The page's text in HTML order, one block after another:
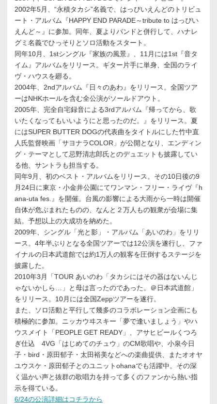
2002年5月、“永積タカシ”名義で、はっぴいえんどのトリビュ
ート・アルバム『HAPPY END PARADE～tribute to はっぴい
えんど～』に参加。同年、夏よりバンドと併行して、ハナレ
グミ名義でひっそりとソロ活動をスタート。
同年10月、1stシングル『家族の風景』、11月には1st『音タ
イム』アルバムをリリース。ギター片手に単身、全国のライ
ヴ・ハウスを廻る。
2004年、2ndアルバム『日々のあわ』をリリース。全国ツア
ーはNHKホールを含む全公演がソールドアウト。
2005年、完全自宅録音による3rdアルバム『帰ってから、歌
いたくなってもいいようにと思ったのだ。』をリリース。夏
にはSUPER BUTTER DOGの代表曲をタイトルにした竹中直
人氏監督映画「サヨナラCOLOR」が公開となり、エンディン
グ・テーマとして忌野清志郎氏とのデュエットも披露してい
る他、サントラも担当する。
同年9月、初のベスト・アルバムをリリース。その10日後の9
月24日に東京・小金井公園にてワンマン・フリー・ライヴ『h
ana-uta fes.』を開催。台風の影響による大雨から一時は開催
自体が危ぶまれたものの、なんと２万人もの観衆が会場に集
結。予想以上の大成功を納めた。
2009年、シングル「光と影」・アルバム「あいのわ」をリリ
ース。4年半ぶりとなる全国ツアーでは12公演を遂行し、ファ
イナルの日本武道館では約1万人の観客を圧倒するステージを
披露した。
2010年3月「TOUR あいのわ「タカシにはその器はないんじ
ゃないかしら…」と母は言ったのであった。＠日本武道館」
をリリース。10月には全国Zeppツアーを遂行。
また、ソロ活動と平行して幾多のコラボレーション企画にも
積極的に参加。ニッカウヰスキー「夢で逢いましょう」やハ
ウスメイト「PEOPLE GET READY」、アサヒビールくつろ
ぎ仕込 4VG「はじめてのチュウ」のCM歌唱や、小泉今日
子・bird・原田郁子・太田裕美などへの楽曲提供、またオオヤ
ユウスケ・原田郁子とのユニットohanaでも活躍中。その深
く温かい声と抜群の歌唱力を持って多くのファンから熱い指
示を得ている。
6/24の公演詳細はコチラから